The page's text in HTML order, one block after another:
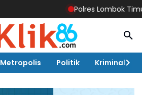
Polres Lombok Timur Ukir
Metropolis Politik Kriminal